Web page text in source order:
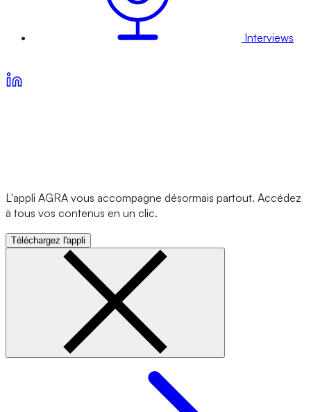
Interviews
L'appli AGRA vous accompagne désormais partout. Accédez
à tous vos contenus en un clic.
Téléchargez l'appli